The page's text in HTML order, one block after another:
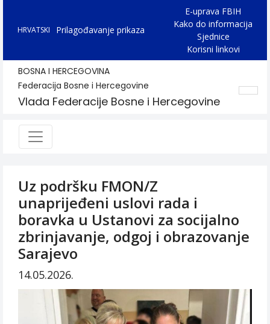
HRVATSKI Prilagođavanje prikaza
E-uprava FBIH
Kako do informacija
Sjednice
Korisni linkovi
BOSNA I HERCEGOVINA
Federacija Bosne i Hercegovine
Vlada Federacije Bosne i Hercegovine
Uz podršku FMON/Z
unaprijeđeni uslovi rada i
boravka u Ustanovi za socijalno
zbrinjavanje, odgoj i obrazovanje
Sarajevo
14.05.2026.